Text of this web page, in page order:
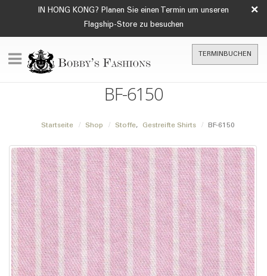
IN HONG KONG? Planen Sie einen Termin um unseren
Flagship-Store zu besuchen
×
TERMINBUCHEN
BF-6150
Startseite Shop Stoffe, Gestreifte Shirts BF-6150